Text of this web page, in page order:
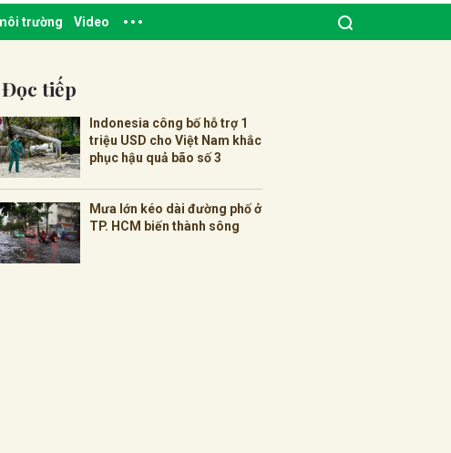
trường Video
Đọc tiếp
Indonesia công bố hỗ trợ 1
triệu USD cho Việt Nam khắc
phục hậu quả bão số 3
Mưa lớn kéo dài đường phố ở
TP. HCM biến thành sông